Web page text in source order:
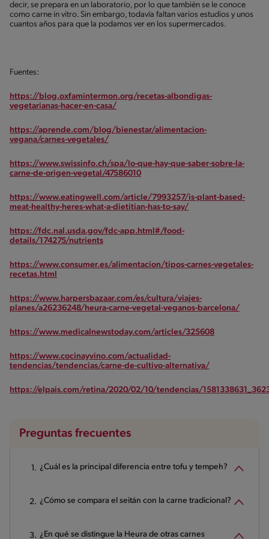
decir, se prepara en un laboratorio, por lo que también se le conoce
como carne in vitro. Sin embargo, todavía faltan varios estudios y unos
cuantos años para que la podamos ver en los supermercados.
Fuentes:
https://blog.oxfamintermon.org/recetas-albondigas-
vegetarianas-hacer-en-casa/
https://aprende.com/blog/bienestar/alimentacion-
vegana/carnes-vegetales/
https://www.swissinfo.ch/spa/lo-que-hay-que-saber-sobre-la-
carne-de-origen-vegetal/47586010
https://www.eatingwell.com/article/7993257/is-plant-based-
meat-healthy-heres-what-a-dietitian-has-to-say/
https://fdc.nal.usda.gov/fdc-app.html#/food-
details/174275/nutrients
https://www.consumer.es/alimentacion/tipos-carnes-vegetales-
recetas.html
https://www.harpersbazaar.com/es/cultura/viajes-
planes/a26236248/heura-carne-vegetal-veganos-barcelona/
https://www.medicalnewstoday.com/articles/325608
https://www.cocinayvino.com/actualidad-
tendencias/tendencias/carne-de-cultivo-alternativa/
https://elpais.com/retina/2020/02/10/tendencias/
Preguntas frecuentes
¿Cuál es la principal diferencia entre tofu y tempeh?
¿Cómo se compara el seitán con la carne tradicional?
¿En qué se distingue la Heura de otras carnes